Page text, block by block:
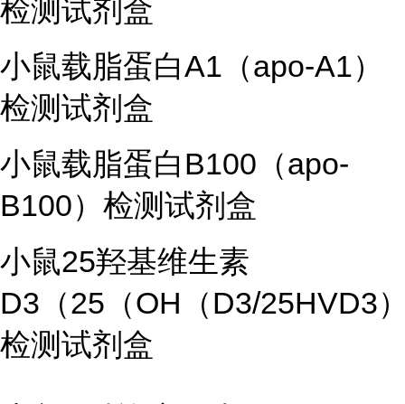
检测试剂盒
小鼠载脂蛋白A1（apo-A1）
检测试剂盒
小鼠载脂蛋白B100（apo-
B100）检测试剂盒
小鼠25羟基维生素
D3（25（OH（D3/25HVD3
检测试剂盒